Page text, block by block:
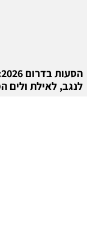
לנגב, לאילת ולים